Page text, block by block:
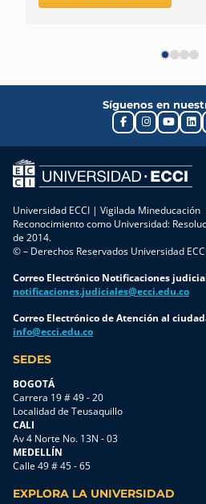
Síguenos en
Universidad ECCI | Vigilada Mineducación
Reconocimiento como Universidad:
de 2014.
© – Derechos Reservados Universidad
Correo Electrónico Notificaciones
notificaciones.judiciales@ecci.edu.co
Correo Electrónico de Atención al
info@ecci.edu.co
SEDES
BOGOTÁ
Carrera 19 # 49 - 20
Localidad de Teusaquillo
CALI
Av 4 Norte No. 13N - 03
MEDELLÍN
Calle 49 # 45 - 65
EXPLORA LA UNIVERSIDAD